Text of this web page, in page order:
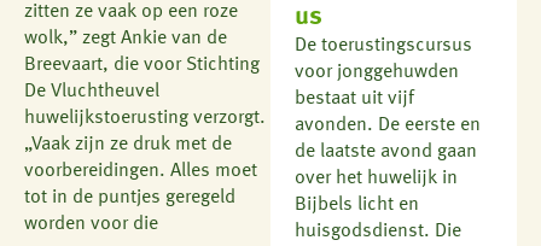
zitten ze vaak op een roze
wolk,” zegt Ankie van de
Breevaart, die voor Stichting
De Vluchtheuvel
huwelijkstoerusting verzorgt.
„Vaak zijn ze druk met de
voorbereidingen. Alles moet
tot in de puntjes geregeld
worden voor die
us
De toerustingscursus
voor jonggehuwden
bestaat uit vijf
avonden. De eerste en
de laatste avond gaan
over het huwelijk in
Bijbels licht en
huisgodsdienst. Die